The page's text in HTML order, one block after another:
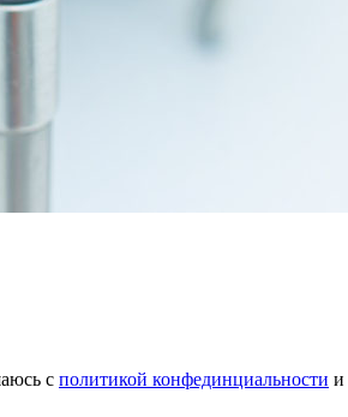
с политикой конфединциальности и